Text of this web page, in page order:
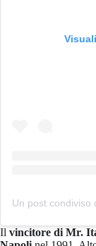
Il vincitore di Mr.